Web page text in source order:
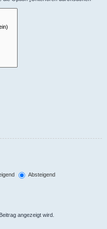
Absteigend
angezeigt wird.